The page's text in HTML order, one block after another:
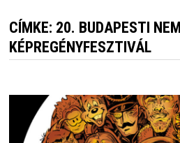
CÍMKE: 20. BUDAPESTI
KÉPREGÉNYFESZTIVÁL